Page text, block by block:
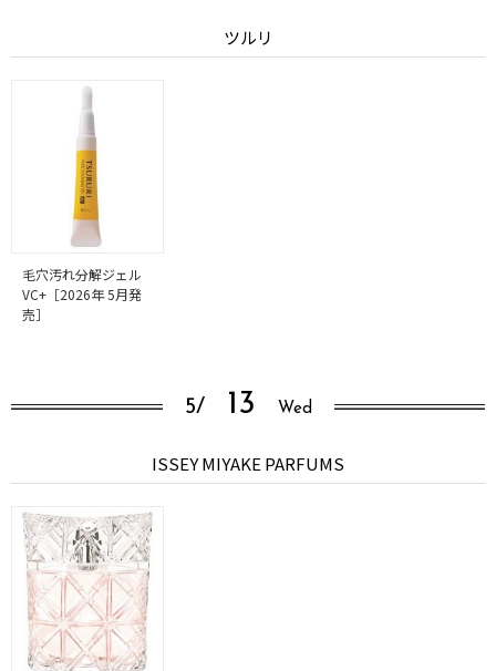
ツルリ
毛穴汚れ分解ジェル
VC+［2026年 5月発
売］
5/ 13 Wed
ISSEY MIYAKE PARFUMS